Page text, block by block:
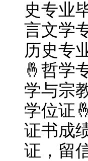
史专业
言文学
历史专
🤞哲学
学与宗
学位证
证书成
证，留